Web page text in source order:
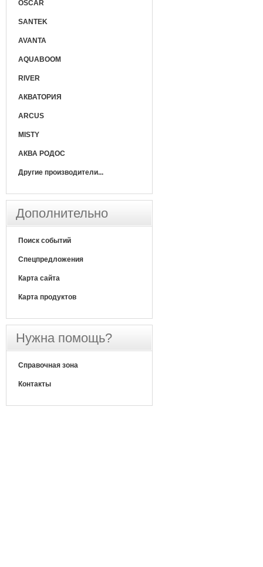
OSCAR
SANTEK
AVANTA
AQUABOOM
RIVER
АКВАТОРИЯ
ARCUS
MISTY
АКВА РОДОС
Другие производители...
Дополнительно
Поиск событий
Спецпредложения
Карта сайта
Карта продуктов
Нужна помощь?
Справочная зона
Контакты